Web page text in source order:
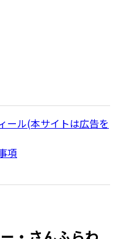
ール(本サイトは広告を
項